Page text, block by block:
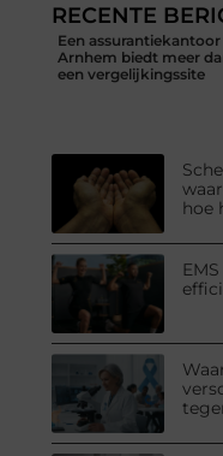
RECENTE
Een assurantiekantoor
Arnhem biedt meer
een vergelijkingssite
hoe